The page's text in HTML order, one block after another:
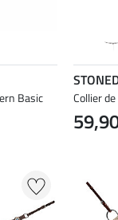
Basic Collier